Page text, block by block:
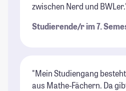
zwischen Nerd und
Studierende/r im 7.
"Mein Studiengang
aus Mathe-Fächern. Da